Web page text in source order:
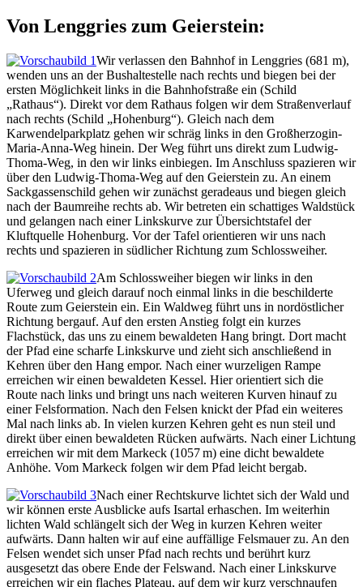
Von Lenggries zum Geierstein:
Wir verlassen den Bahnhof in Lenggries (681 m),
wenden uns an der Bushaltestelle nach rechts und biegen bei der
ersten Möglichkeit links in die Bahnhofstraße ein (Schild
„Rathaus“). Direkt vor dem Rathaus folgen wir dem Straßenverlauf
nach rechts (Schild „Hohenburg“). Gleich nach dem
Karwendelparkplatz gehen wir schräg links in den Großherzogin-
Maria-Anna-Weg hinein. Der Weg führt uns direkt zum Ludwig-
Thoma-Weg, in den wir links einbiegen. Im Anschluss spazieren wir
über den Ludwig-Thoma-Weg auf den Geierstein zu. An einem
Sackgassenschild gehen wir zunächst geradeaus und biegen gleich
nach der Baumreihe rechts ab. Wir betreten ein schattiges Waldstück
und gelangen nach einer Linkskurve zur Übersichtstafel der
Kluftquelle Hohenburg. Vor der Tafel orientieren wir uns nach
rechts und spazieren in südlicher Richtung zum Schlossweiher.
Am Schlossweiher biegen wir links in den
Uferweg und gleich darauf noch einmal links in die beschilderte
Route zum Geierstein ein. Ein Waldweg führt uns in nordöstlicher
Richtung bergauf. Auf den ersten Anstieg folgt ein kurzes
Flachstück, das uns zu einem bewaldeten Hang bringt. Dort macht
der Pfad eine scharfe Linkskurve und zieht sich anschließend in
Kehren über den Hang empor. Nach einer wurzeligen Rampe
erreichen wir einen bewaldeten Kessel. Hier orientiert sich die
Route nach links und bringt uns nach weiteren Kurven hinauf zu
einer Felsformation. Nach den Felsen knickt der Pfad ein weiteres
Mal nach links ab. In vielen kurzen Kehren geht es nun steil und
direkt über einen bewaldeten Rücken aufwärts. Nach einer Lichtung
erreichen wir mit dem Markeck (1057 m) eine dicht bewaldete
Anhöhe. Vom Markeck folgen wir dem Pfad leicht bergab.
Nach einer Rechtskurve lichtet sich der Wald und
wir können erste Ausblicke aufs Isartal erhaschen. Im weiterhin
lichten Wald schlängelt sich der Weg in kurzen Kehren weiter
aufwärts. Dann halten wir auf eine auffällige Felsmauer zu. An den
Felsen wendet sich unser Pfad nach rechts und berührt kurz
ausgesetzt das obere Ende der Felswand. Nach einer Linkskurve
erreichen wir ein flaches Plateau, auf dem wir kurz verschnaufen